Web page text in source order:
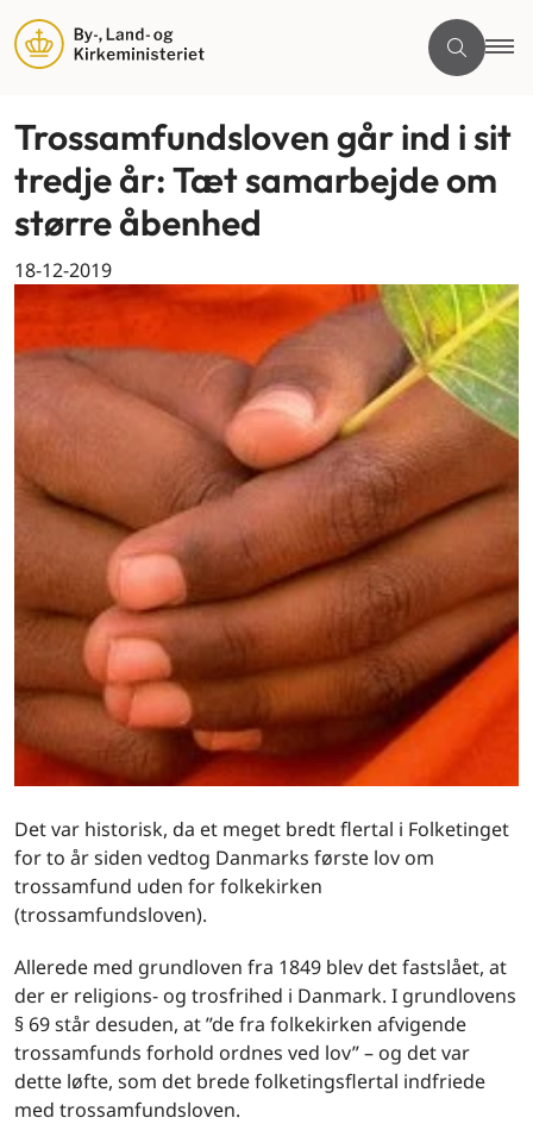
Trossamfundsloven går ind i sit
tredje år: Tæt samarbejde om
større åbenhed
18-12-2019
Det var historisk, da et meget bredt flertal i Folketinget
for to år siden vedtog Danmarks første lov om
trossamfund uden for folkekirken
(trossamfundsloven).
Allerede med grundloven fra 1849 blev det fastslået, at
der er religions- og trosfrihed i Danmark. I grundlovens
§ 69 står desuden, at ”de fra folkekirken afvigende
trossamfunds forhold ordnes ved lov” – og det var
dette løfte, som det brede folketingsflertal indfriede
med trossamfundsloven.